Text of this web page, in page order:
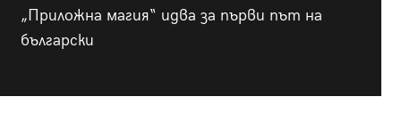
„Приложна магия“ идва за първи път на
български